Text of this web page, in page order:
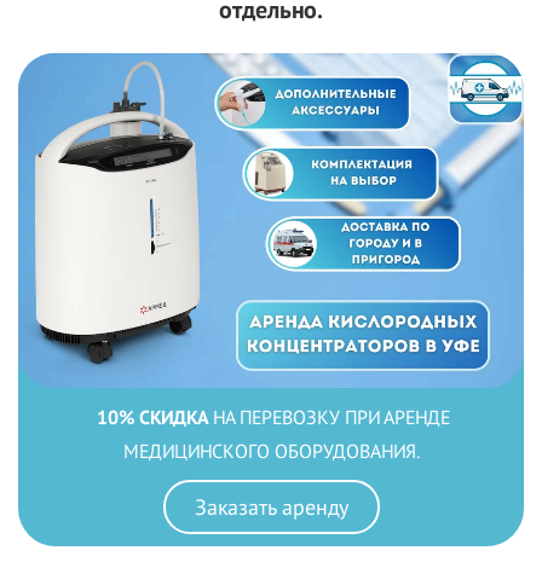
отдельно.
10% СКИДКАНА ПЕРЕВОЗКУ ПРИ АРЕНДЕ
МЕДИЦИНСКОГО ОБОРУДОВАНИЯ.
Заказать аренду